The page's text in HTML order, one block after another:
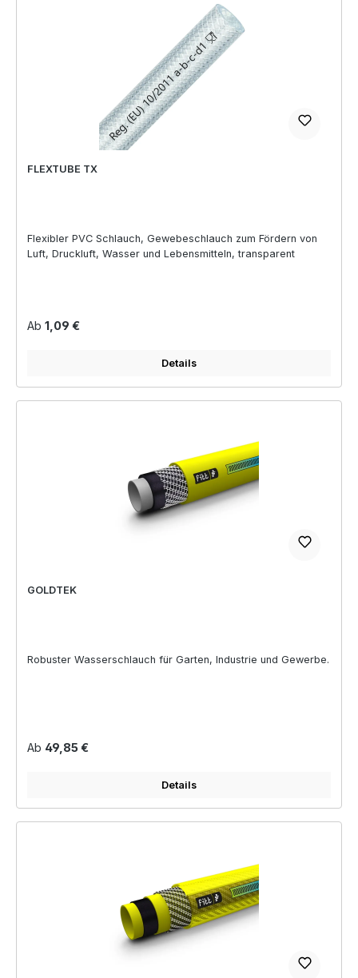
FLEXTUBE TX
Flexibler PVC Schlauch, Gewebeschlauch zum Fördern von
Luft, Druckluft, Wasser und Lebensmitteln, transparent
Regulärer Preis:
Ab 1,09 €
Details
GOLDTEK
Robuster Wasserschlauch für Garten, Industrie und Gewerbe.
Regulärer Preis:
Ab 49,85 €
Details